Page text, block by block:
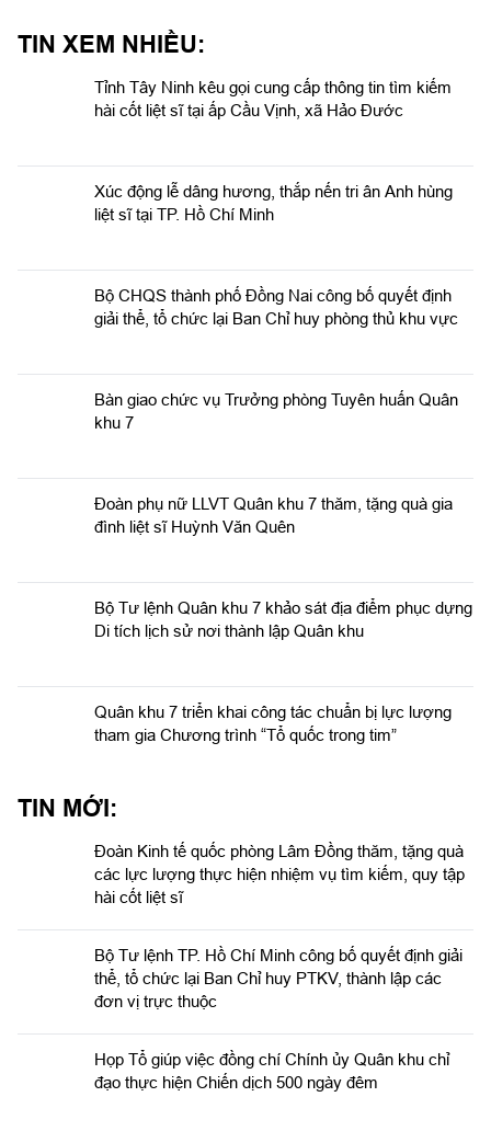
TIN XEM NHIỀU:
Tỉnh Tây Ninh kêu gọi cung cấp thông tin tìm kiếm
hài cốt liệt sĩ tại ấp Cầu Vịnh, xã Hảo Đước
Xúc động lễ dâng hương, thắp nến tri ân Anh hùng
liệt sĩ tại TP. Hồ Chí Minh
Bộ CHQS thành phố Đồng Nai công bố quyết định
giải thể, tổ chức lại Ban Chỉ huy phòng thủ khu vực
Bàn giao chức vụ Trưởng phòng Tuyên huấn Quân
khu 7
Đoàn phụ nữ LLVT Quân khu 7 thăm, tặng quà gia
đình liệt sĩ Huỳnh Văn Quên
Bộ Tư lệnh Quân khu 7 khảo sát địa điểm phục dựng
Di tích lịch sử nơi thành lập Quân khu
Quân khu 7 triển khai công tác chuẩn bị lực lượng
tham gia Chương trình “Tổ quốc trong tim”
TIN MỚI:
Đoàn Kinh tế quốc phòng Lâm Đồng thăm, tặng quà
các lực lượng thực hiện nhiệm vụ tìm kiếm, quy tập
hài cốt liệt sĩ
Bộ Tư lệnh TP. Hồ Chí Minh công bố quyết định giải
thể, tổ chức lại Ban Chỉ huy PTKV, thành lập các
đơn vị trực thuộc
Họp Tổ giúp việc đồng chí Chính ủy Quân khu chỉ
đạo thực hiện Chiến dịch 500 ngày đêm